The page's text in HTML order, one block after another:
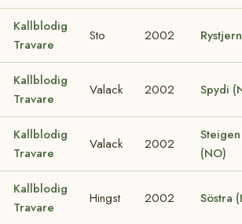
Kallblodig
Travare
Sto 2002
Kallblodig
Travare
Valack 2002 Spydi
Kallblodig
Travare
Valack 2002
(NO)
Kallblodig
Travare
Hingst 2002 Söstra